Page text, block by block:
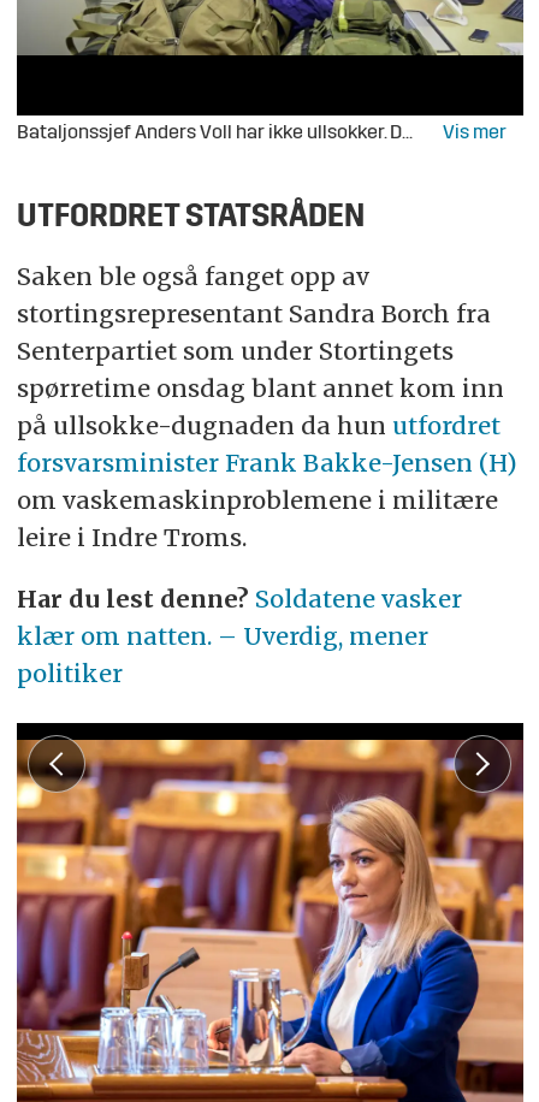
Bataljonssjef Anders Voll har ikke ullsokker. De har han gitt til soldatene sine. Foto: Jonny Karlsen/Forsvarets forum
UTFORDRET STATSRÅDEN
Saken ble også fanget opp av
stortingsrepresentant Sandra Borch fra
Senterpartiet som under Stortingets
spørretime onsdag blant annet kom inn
på ullsokke-dugnaden da hun utfordret
forsvarsminister Frank Bakke-Jensen (H)
om vaskemaskinproblemene i militære
leire i Indre Troms.
Har du lest denne? Soldatene vasker
klær om natten. – Uverdig, mener
politiker